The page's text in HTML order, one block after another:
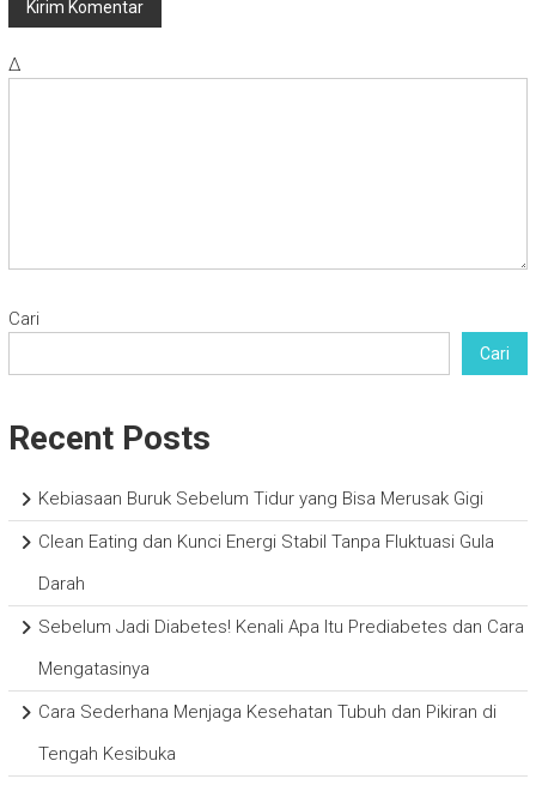
Δ
Cari
Cari
Recent Posts
Kebiasaan Buruk Sebelum Tidur yang Bisa Merusak Gigi
Clean Eating dan Kunci Energi Stabil Tanpa Fluktuasi Gula
Darah
Sebelum Jadi Diabetes! Kenali Apa Itu Prediabetes dan Cara
Mengatasinya
Cara Sederhana Menjaga Kesehatan Tubuh dan Pikiran di
Tengah Kesibuka